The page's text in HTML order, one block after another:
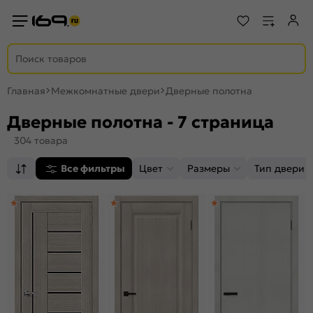
Главная Межкомнатные двери Дверные полотна
Дверные полотна - 7 страница
304 товара
Все фильтры Цвет Размеры Тип двери